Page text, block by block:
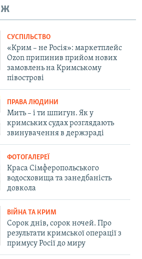
СУСПІЛЬСТВО
«Крим – не Росія»: маркетплейс
Ozon припинив прийом нових
замовлень на Кримському
півострові
ПРАВА ЛЮДИНИ
Мить – і ти шпигун. Як у
кримських судах розглядають
звинувачення в держзраді
ФОТОГАЛЕРЕЇ
Краса Сімферопольського
водосховища та занедбаність
довкола
ВІЙНА ТА КРИМ
Сорок днів, сорок ночей. Про
результати кримської операції з
примусу Росії до миру